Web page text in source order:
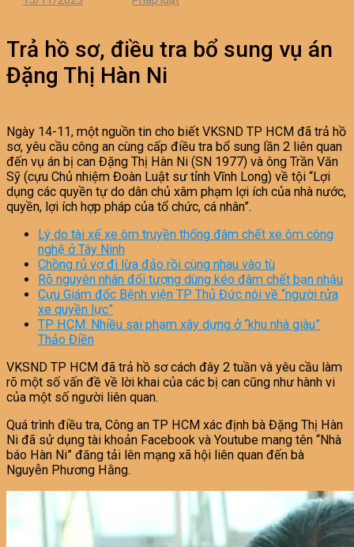
Trả hồ sơ, điều tra bổ sung vụ án
Đặng Thị Hàn Ni
Ngày 14-11, một nguồn tin cho biết VKSND TP HCM đã trả hồ
sơ, yêu cầu công an cùng cấp điều tra bổ sung lần 2 liên quan
đến vụ án bị can Đặng Thị Hàn Ni (SN 1977) và ông Trần Văn
Sỹ (cựu Chủ nhiệm Đoàn Luật sư tỉnh Vĩnh Long) về tội “Lợi
dụng các quyền tự do dân chủ xâm phạm lợi ích của nhà nước,
quyền, lợi ích hợp pháp của tổ chức, cá nhân”.
Lý do tài xế xe ôm truyền thống đâm chết xe ôm công
nghệ ở Tây Ninh
Chồng rủ vợ đi lừa đảo rồi cùng nhau vào tù
Rõ nguyên nhân đối tượng dùng kéo đâm chết bạn nhậu
Cựu Giám đốc Bệnh viện TP Thủ Đức nói về “người rửa
xe quyền lực”
TP HCM: Nhiều sai phạm xây dựng ở “khu nhà giàu”
Thảo Điền
VKSND TP HCM đã trả hồ sơ cách đây 2 tuần và yêu cầu làm
rõ một số vấn đề về lời khai của các bị can cũng như hành vi
của một số người liên quan.
Quá trình điều tra, Công an TP HCM xác định bà Đặng Thị Hàn
Ni đã sử dụng tài khoản Facebook và Youtube mang tên “Nhà
báo Hàn Ni” đăng tải lên mạng xã hội liên quan đến bà
Nguyễn Phương Hằng.